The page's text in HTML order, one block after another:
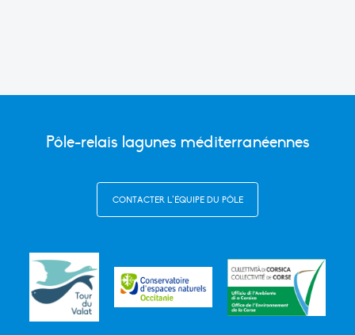
Pôle-relais lagunes méditerranéennes
CONTACTER L’ÉQUIPE DU PÔLE